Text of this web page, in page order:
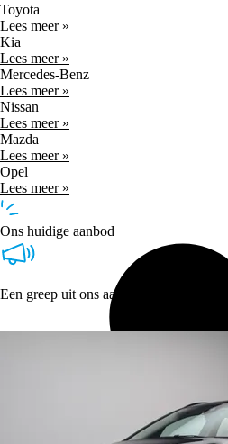
Toyota
Lees meer »
Kia
Lees meer »
Mercedes-Benz
Lees meer »
Nissan
Lees meer »
Mazda
Lees meer »
Opel
Lees meer »
Ons huidige aanbod
Een greep uit ons aanbod